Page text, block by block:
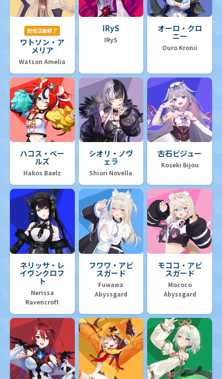
配信活動終了
ワトソン・ア
メリア
Watson Amelia
IRyS
IRyS
オーロ・クロ
ニー
Ouro Kronii
ハコス・ベー
ルズ
Hakos Baelz
シオリ・ノヴ
ェラ
Shiori Novella
古石ビジュー
Koseki Bijou
ネリッサ・レ
イヴンクロフ
ト
Nerissa
Ravencroft
フワワ・アビ
スガード
Fuwawa
Abyssgard
モココ・アビ
スガード
Mococo
Abyssgard